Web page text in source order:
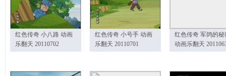
红色传奇 小八路 动画
乐翻天 20110702
红色传奇 小号手 动画
乐翻天 20110701
红色传奇 军鸽的秘
动画乐翻天